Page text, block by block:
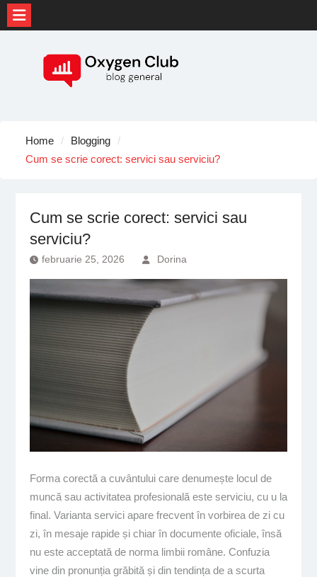
Home
Blogging
Cum se scrie corect: servici sau serviciu?
Cum se scrie corect: servici sau
serviciu?
februarie 25, 2026 Dorina
Forma corectă a cuvântului care denumește locul de
muncă sau activitatea profesională este serviciu, cu u la
final. Varianta servici apare frecvent în vorbirea de zi cu
zi, în mesaje rapide și chiar în documente oficiale, însă
nu este acceptată de norma limbii române. Confuzia
vine din pronunția grăbită și din tendința de a scurta